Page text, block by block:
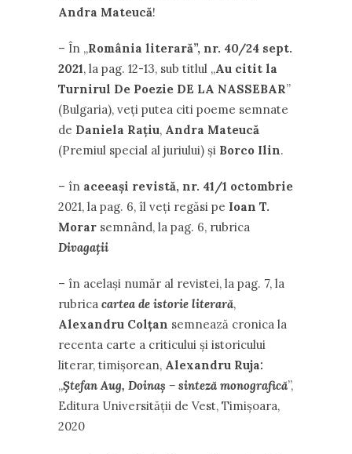
Andra Mateucă!
– În ,,România literară”, nr. 40/24 sept.
2021, la pag. 12-13, sub titlul ,,Au citit la
Turnirul De Poezie DE LA NASSEBAR”
(Bulgaria), veți putea citi poeme semnate
de Daniela Rațiu, Andra Mateucă
(Premiul special al juriului) și Borco Ilin.
– în aceeași revistă, nr. 41/1 octombrie
2021, la pag. 6, îl veți regăsi pe Ioan T.
Morar semnând, la pag. 6, rubrica
Divagații
– în același număr al revistei, la pag. 7, la
rubrica cartea de istorie literară,
Alexandru Colțan semnează cronica la
recenta carte a criticului și istoricului
literar, timișorean, Alexandru Ruja:
,,Ștefan Aug, Doinaș – sinteză monografică”,
Editura Universității de Vest, Timișoara,
2020